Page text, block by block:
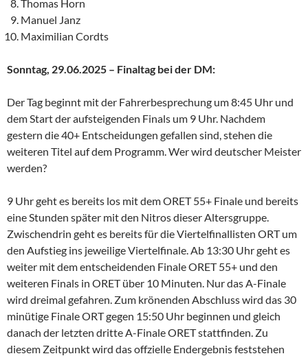
Thomas Horn
Manuel Janz
Maximilian Cordts
Sonntag, 29.06.2025 – Finaltag bei der DM:
Der Tag beginnt mit der Fahrerbesprechung um 8:45 Uhr und
dem Start der aufsteigenden Finals um 9 Uhr. Nachdem
gestern die 40+ Entscheidungen gefallen sind, stehen die
weiteren Titel auf dem Programm. Wer wird deutscher Meister
werden?
9 Uhr geht es bereits los mit dem ORET 55+ Finale und bereits
eine Stunden später mit den Nitros dieser Altersgruppe.
Zwischendrin geht es bereits für die Viertelfinallisten ORT um
den Aufstieg ins jeweilige Viertelfinale. Ab 13:30 Uhr geht es
weiter mit dem entscheidenden Finale ORET 55+ und den
weiteren Finals in ORET über 10 Minuten. Nur das A-Finale
wird dreimal gefahren. Zum krönenden Abschluss wird das 30
minütige Finale ORT gegen 15:50 Uhr beginnen und gleich
danach der letzten dritte A-Finale ORET stattfinden. Zu
diesem Zeitpunkt wird das offzielle Endergebnis feststehen